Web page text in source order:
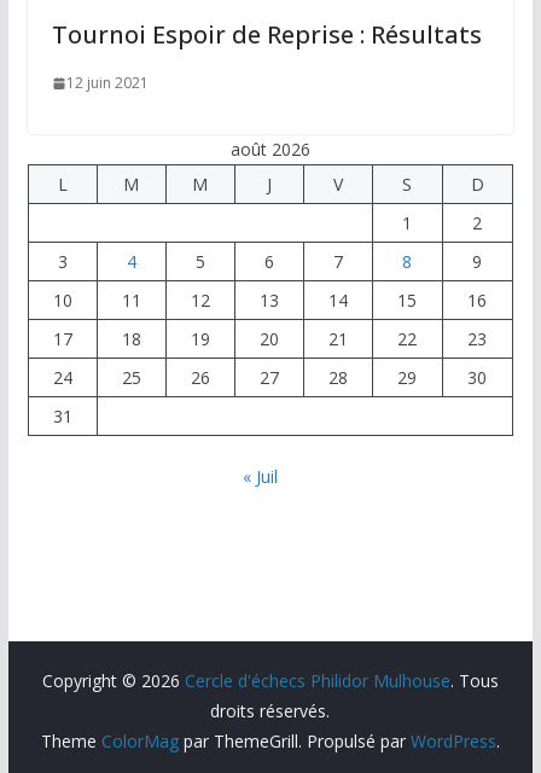
Tournoi Espoir de Reprise : Résultats
12 juin 2021
août 2026
L
M M J V S
D
1
2
3
4 5 6 7 8
9
10
11 12 13 14 15
16
17
18 19 20 21 22
23
24
25 26 27 28 29
30
31
« Juil
Copyright © 2026 Cercle d'échecs Philidor Mulhouse. Tous
droits réservés.
Theme ColorMagpar ThemeGrill. Propulsé par WordPress.